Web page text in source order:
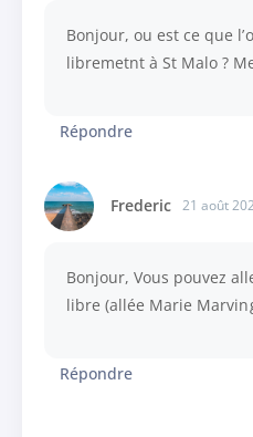
Bonjour, ou est ce que
libremetnt à St Malo ?
Répondre
Frederic 21 août
Bonjour, Vous pouvez
libre (allée Marie
Répondre